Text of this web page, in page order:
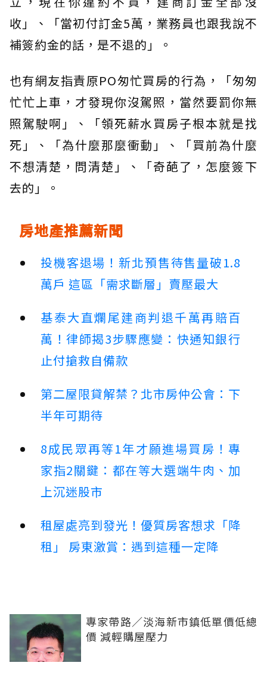
收」、「當初付訂金5萬，業務員也跟我說不
補簽約金的話，是不退的」。
也有網友指責原PO匆忙買房的行為，「匆匆
忙忙上車，才發現你沒駕照，當然要罰你無
照駕駛啊」、「領死薪水買房子根本就是找
死」、「為什麼那麼衝動」、「買前為什麼
不想清楚，問清楚」、「奇葩了，怎麼簽下
去的」。
房地產推薦新聞
投機客退場！新北預售待售量破1.8
萬戶 這區「需求斷層」賣壓最大
基泰大直爛尾建商判退千萬再賠百
萬！律師揭3步驟應變：快通知銀行
止付搶救自備款
第二屋限貸解禁？北市房仲公會：下
半年可期待
8成民眾再等1年才願進場買房！專
家指2關鍵：都在等大選端牛肉、加
上沉迷股市
租屋處亮到發光！優質房客想求「降
租」 房東激賞：遇到這種一定降
專家帶路／淡海新市鎮低單價低總
價 減輕購屋壓力